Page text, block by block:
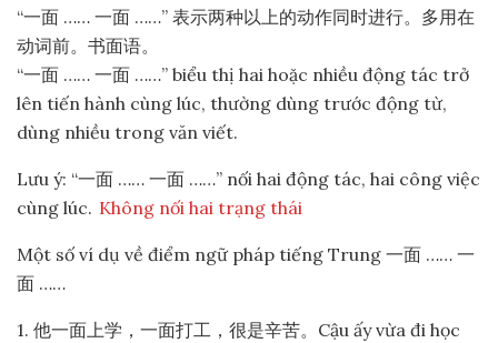
“一面 …… 一面 ……” 表示两种以上的动作同时进行。多用在
动词前。书面语。
“一面 …… 一面 ……” biểu thị hai hoặc nhiều động tác trở
lên tiến hành cùng lúc, thường dùng trước động từ,
dùng nhiều trong văn viết.
Lưu ý: “一面 …… 一面 ……” nối hai động tác, hai công việc
cùng lúc. Không nối hai trạng thái
Một số ví dụ về điểm ngữ pháp tiếng Trung 一面 …… 一
面 ……
1. 他一面上学，一面打工，很是辛苦。Cậu ấy vừa đi học